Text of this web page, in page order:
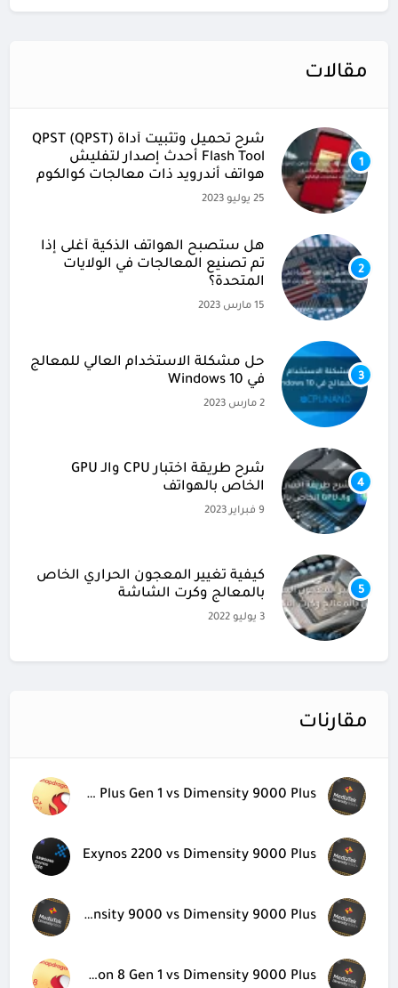
مقالات
1
شرح تحميل وتثبيت أداة (QPST (QPST
Flash Tool أحدث إصدار لتفليش
هواتف أندرويد ذات معالجات كوالكوم
25 يوليو 2023
2
هل ستصبح الهواتف الذكية أغلى إذا
تم تصنيع المعالجات في الولايات
المتحدة؟
15 مارس 2023
3
حل مشكلة الاستخدام العالي للمعالج
في Windows 10
2 مارس 2023
4
شرح طريقة اختبار CPU والـ GPU
الخاص بالهواتف
9 فبراير 2023
5
كيفية تغيير المعجون الحراري الخاص
بالمعالج وكرت الشاشة
3 يوليو 2022
مقارنات
Snapdragon 8 Plus Gen 1 vs Dimensity 9000 Plus
Exynos 2200 vs Dimensity 9000 Plus
Dimensity 9000 vs Dimensity 9000 Plus
Snapdragon 8 Gen 1 vs Dimensity 9000 Plus